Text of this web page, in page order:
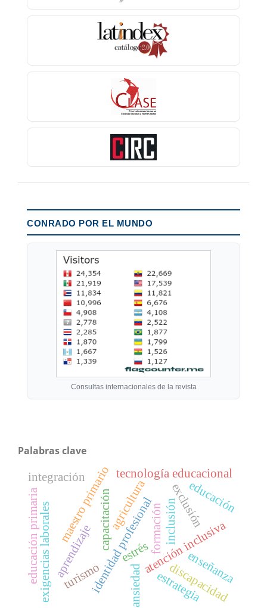
CONRADO POR EL MUNDO
Consultas internacionales de la revista
Palabras clave
formación
atención inclusiva
identidad profesional enseñanza
aprendizaje
inclusiónexclusión
discapacidad
capacitación
tecnología educacional
estrés
ansiedad
exigencias laboralesmaestro primarioagricultura
turismo
educación primaria educación
integración
estrategia